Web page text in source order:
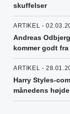
skuffelser
ARTIKEL -
Andreas
kommer godt
ARTIKEL -
Harry Styles-
månedens